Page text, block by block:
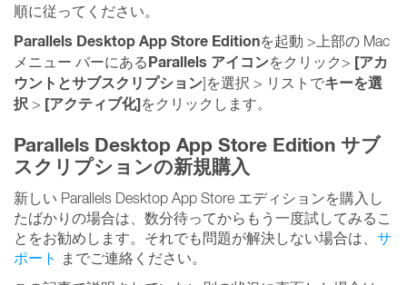
順に従ってください。
Parallels Desktop App Store Editionを起動 > 上部の Mac
メニュー バーにあるParallels アイコンをクリック> [アカ
ウントとサブスクリプション]を選択 > リストでキーを選
択 > [アクティブ化]をクリックします。
Parallels Desktop App Store Edition サブ
スクリプションの新規購入
新しい Parallels Desktop App Store エディションを購入し
たばかりの場合は、数分待ってからもう一度試してみるこ
とをお勧めします。それでも問題が解決しない場合は、 サ
ポート
までご連絡ください。